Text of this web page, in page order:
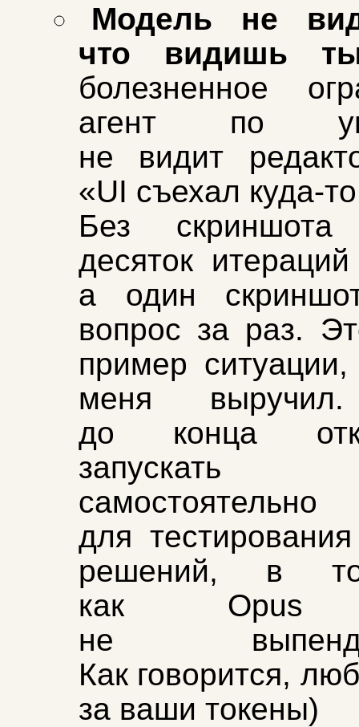
Модель не
что видишь
болезненное
агент по
не видит
«UI съехал
Без
десяток
а один
вопрос за раз.
пример
меня
до конца
запускать
самостоятельно
для
решений, в
как Opus
не
Как говорится,
за ваши токены)